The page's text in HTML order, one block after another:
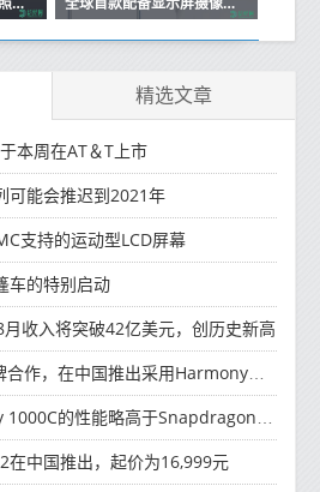
精选文章
本周在AT＆T上市
可能会推迟到2021年
支持的运动型LCD屏幕
车的特别启动
收入将突破42亿美元，创历史新高
中国推出采用HarmonyOS 2.0的智能家居产品
的性能略高于Snapdragon 765G
在中国推出，起价为16,999元